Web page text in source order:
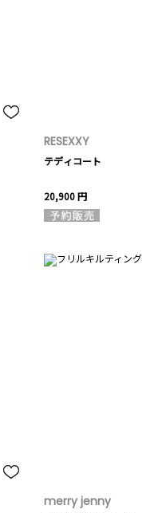
RESEXXY
テディコート
20,900 円
merry jenny